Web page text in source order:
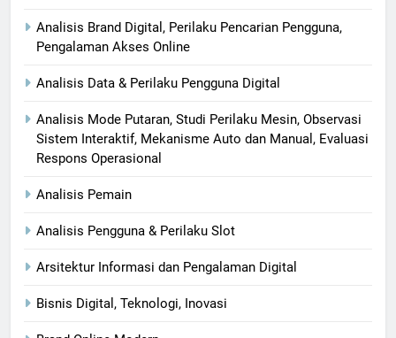
Analisis Brand Digital, Perilaku Pencarian Pengguna,
Pengalaman Akses Online
Analisis Data & Perilaku Pengguna Digital
Analisis Mode Putaran, Studi Perilaku Mesin, Observasi
Sistem Interaktif, Mekanisme Auto dan Manual, Evaluasi
Respons Operasional
Analisis Pemain
Analisis Pengguna & Perilaku Slot
Arsitektur Informasi dan Pengalaman Digital
Bisnis Digital, Teknologi, Inovasi​